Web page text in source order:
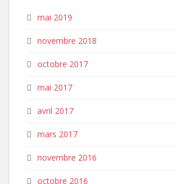
mai 2019
novembre 2018
octobre 2017
mai 2017
avril 2017
mars 2017
novembre 2016
octobre 2016